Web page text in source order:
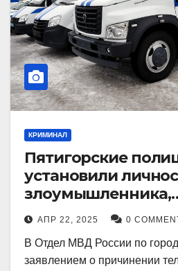
КРИМИНАЛ
Пятигорские
установили
злоумышленника,
причинившего
повреждения
АПР 22, 2025 0
В Отдел МВД России по
заявлением о причинении